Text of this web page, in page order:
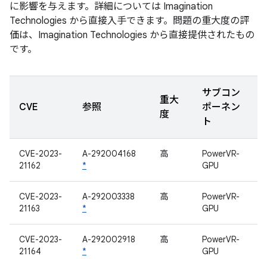
に影響を与えます。詳細については Imagination
Technologies から直接入手できます。問題の重大度の評
価は、Imagination Technologies から直接提供されたもの
です。
CVE 参照
重大
度
サブコン
ポーネン
ト
CVE-2023-
21162
A-292004168
*
高
PowerVR-
GPU
CVE-2023-
21163
A-292003338
*
高
PowerVR-
GPU
CVE-2023-
21164
A-292002918
*
高
PowerVR-
GPU